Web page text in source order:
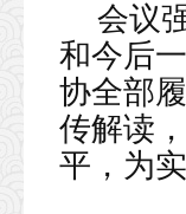
会议
和今后
协全部
传解读
平，为